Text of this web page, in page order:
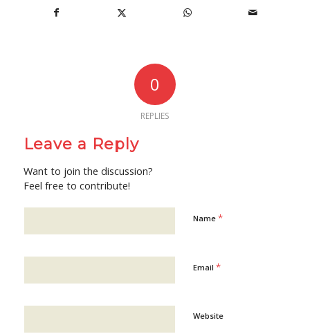
0
REPLIES
Leave a Reply
Want to join the discussion?
Feel free to contribute!
Name *
Email *
Website